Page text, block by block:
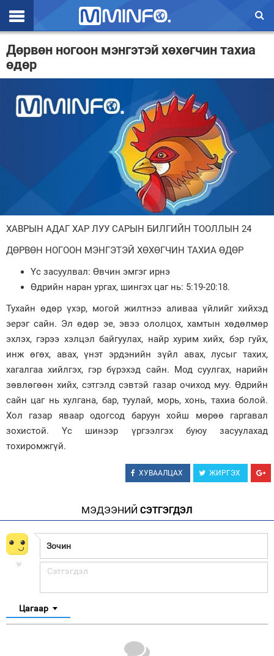
Эхлэл
Цаг агаар
Валют ханш
Улс төр
Нийгэм
Энтертайнмэнт
Дөрвөн ногоон мэнгэтэй хөхөгчин тахиа
өдөр
ХАВРЫН АДАГ ХАР ЛУУ САРЫН БИЛГИЙН ТООЛЛЫН 24
ДӨРВӨН НОГООН МЭНГЭТЭЙ ХӨХӨГЧИН ТАХИА ӨДӨР
Үс засуулвал: Өвчин эмгэг ирнэ
Өдрийн наран ургах, шингэх цаг нь: 5:19-20:18.
Тухайн өдөр үхэр, могой жилтнээ аливаа үйлийг хийхэд
эерэг сайн. Эл өдөр эе, эвээ ололцох, хамтын хөдөлмөр
эхлэх, гэрээ хэлцэл байгуулах, найр хурим хийх, бэр гуйх,
инж өгөх, авах, үнэт эрдэнийн зүйл авах, лусыг тахих,
хагалгаа хийлгэх, гэр бүрэхэд сайн. Мод суулгах, нарийн
зөвлөгөөн хийх, сэтгэлд сэвтэй газар очиход муу. Өдрийн
сайн цаг нь хулгана, бар, туулай, морь, хонь, тахиа болой.
Хол газар яваар одогсод баруун хойш мөрөө гаргавал
зохистой. Үс шинээр үргээлгэх буюу засуулахад
тохиромжгүй.
ХУВААЛЦАХ ЖИРГЭХ
МЭДЭЭНИЙ СЭТГЭГДЭЛ
Цагаар